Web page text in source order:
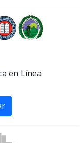
en Línea